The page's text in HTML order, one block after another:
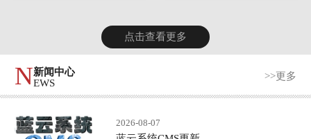
点击查看更多
N新闻中心
EWS
>>更多
2026-08-07